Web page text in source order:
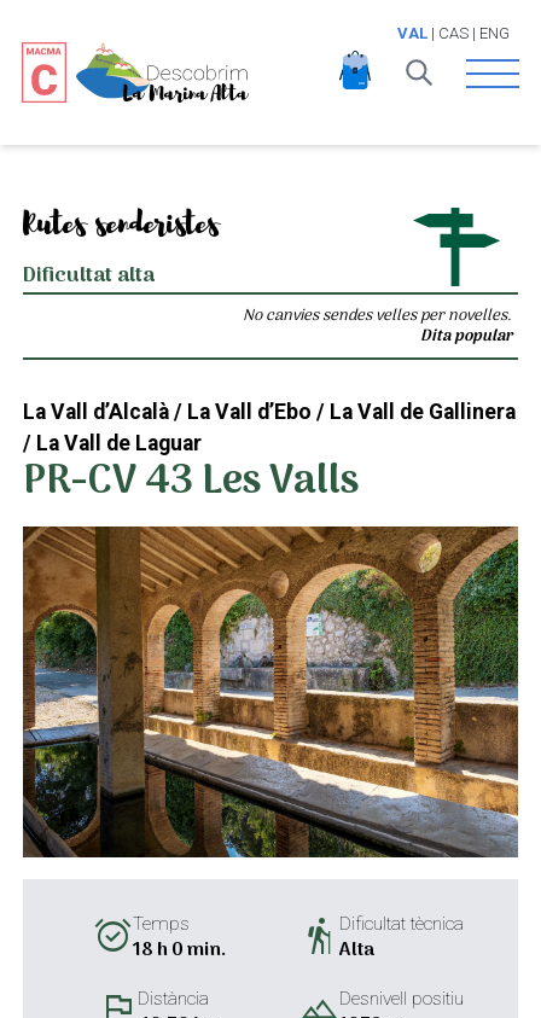
VAL| CAS| ENG
Open
Rutes senderistes
Dificultat alta
No canvies sendes velles per novelles.
Dita popular
La Vall d’Alcalà / La Vall d’Ebo / La Vall de Gallinera
/ La Vall de Laguar
PR-CV 43 Les Valls
alarm_onTemps
18 h 0 min. hiking Dificultat tècnica
Alta
Distància Desnivell positiu